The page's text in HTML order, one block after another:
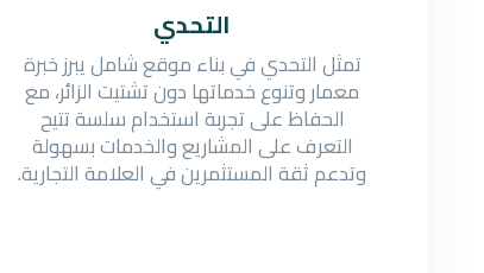
التحدي
تمثل التحدي في بناء موقع شامل يبرز خبرة
معمار وتنوع خدماتها دون تشتيت الزائر، مع
الحفاظ على تجربة استخدام سلسة تتيح
التعرف على المشاريع والخدمات بسهولة
وتدعم ثقة المستثمرين في العلامة التجارية.